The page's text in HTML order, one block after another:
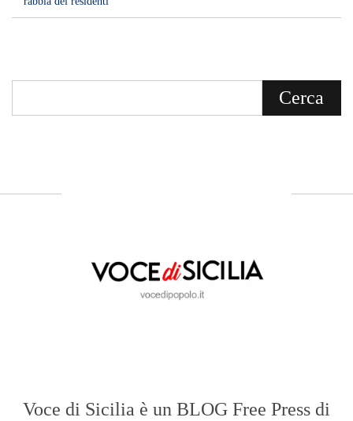
Voce di Sicilia è un BLOG Free Press di